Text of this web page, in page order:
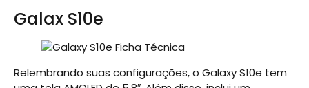
Galax S10e
Relembrando suas configurações, o Galaxy S10e tem